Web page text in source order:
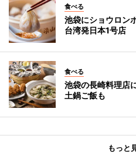
食べる
池袋にショウロン
台湾発日本1号店
食べる
池袋の長崎料理店
土鍋ご飯も
もっと